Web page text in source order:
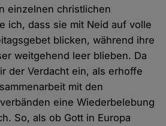
einzelnen christlichen
ich, dass sie mit Neid auf volle
blicken, während ihre
weitgehend leer blieben. Da
der Verdacht ein, als erhoffe
mit den
eine Wiederbelebung
So, als ob Gott in Europa